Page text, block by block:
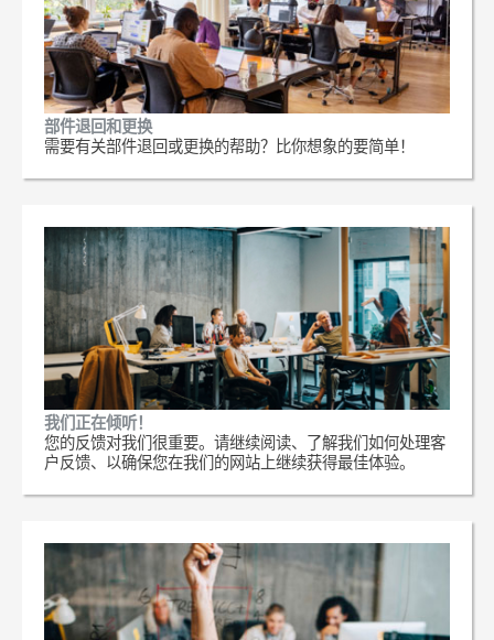
部件退回和更换
需要有关部件退回或更换的帮助？比你想象的要简单！
我们正在倾听！
您的反馈对我们很重要。请继续阅读、了解我们如何处理客
户反馈、以确保您在我们的网站上继续获得最佳体验。